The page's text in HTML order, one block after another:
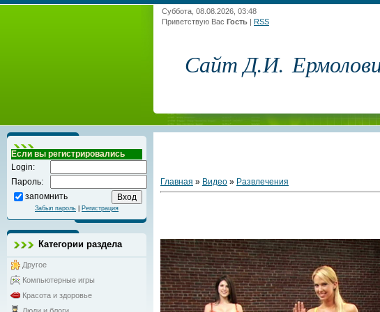
Суббота, 08.08.2026, 03:48
Приветствую Вас Гость | RSS
Сайт Д.И.
Если вы регистрировались
Login:
Пароль:
запомнить
Забыл пароль Регистрация
Категории раздела
Другое
Компьютерные игры
Красота и здоровье
Главная » Видео » Развлечения